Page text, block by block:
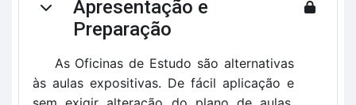
ContrairApresentação e
Preparação
As Oficinas de Estudo são alternativas
às aulas expositivas. De fácil aplicação e